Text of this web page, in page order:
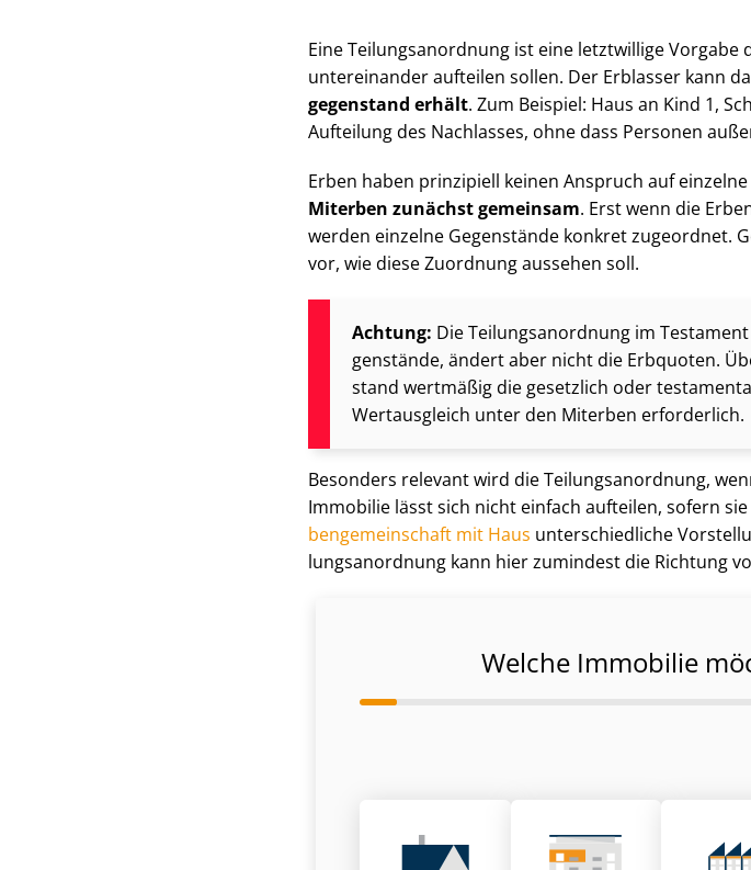
Eine Tei­lungs­an­ord­nung ist eine letztwillige Vorgabe
untereinander aufteilen sollen. Der Erblasser kann
ge­gen­stand erhält. Zum Beispiel: Haus an Kind 1,
Aufteilung des Nachlasses, ohne dass Personen
Erben haben prinzipiell keinen Anspruch auf
Miterben zunächst gemeinsam. Erst wenn die
werden einzelne Gegenstände konkret zugeordnet.
vor, wie diese Zuordnung aussehen soll.
Achtung: Die Tei­lungs­an­ord­nung im
gen­stän­de, ändert aber nicht die Erbquoten.
stand wertmäßig die gesetzlich oder
Wertausgleich unter den Miterben erforderlich.
Besonders relevant wird die Tei­lungs­an­ord­nung,
Immobilie lässt sich nicht einfach aufteilen, sofern
ben­ge­mein­schaft mit Haus un­ter­schied­li­che
lungs­an­ord­nung kann hier zumindest die Richtung
Welche Immobilie